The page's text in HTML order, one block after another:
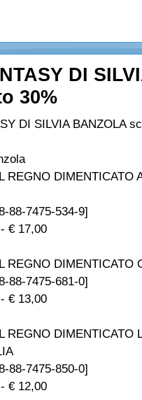
DI
30%
DI SILVIA BANZOLA
REGNO DIMENTICATO
88-7475-534-9]
€ 17,00
REGNO DIMENTICATO
88-7475-681-0]
€ 13,00
REGNO DIMENTICATO
88-7475-850-0]
€ 12,00